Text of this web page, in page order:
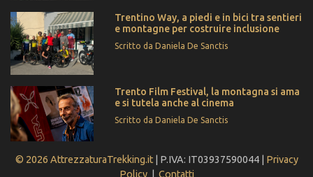
Trentino Way, a piedi e in bici tra sentieri
e montagne per costruire inclusione
Scritto da Daniela De Sanctis
Trento Film Festival, la montagna si ama
e si tutela anche al cinema
Scritto da Daniela De Sanctis
© 2026 AttrezzaturaTrekking.it| P.IVA: IT03937590044 | Privacy
Policy| Contatti